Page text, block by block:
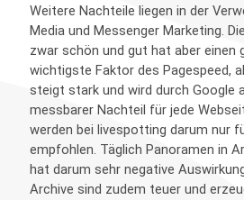
Weitere Nachteile liegen in der
Media und Messenger Marketing.
zwar schön und gut hat aber einen
wichtigste Faktor des Pagespeed,
steigt stark und wird durch Google
messbarer Nachteil für jede
werden bei livespotting darum nur
empfohlen. Täglich Panoramen in
hat darum sehr negative
Archive sind zudem teuer und